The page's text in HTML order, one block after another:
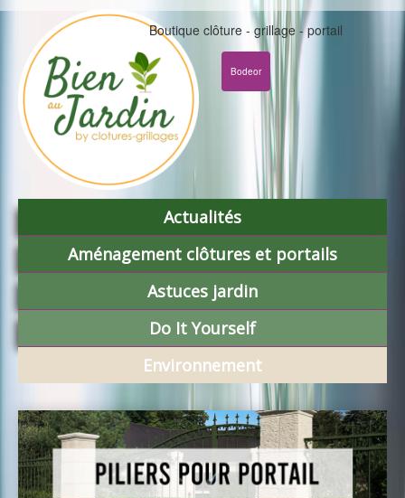
Boutique clôture - grillage - portail
Bodeor
Actualités
Aménagement clôtures et portails
Astuces jardin
Do It Yourself
Environnement